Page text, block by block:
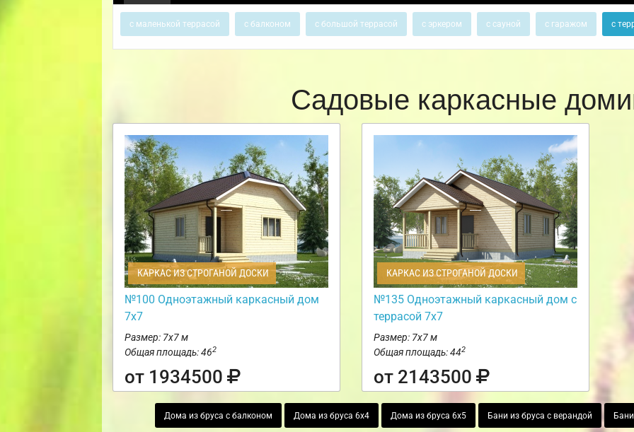
с маленькой террасой с балконом с большой террасой с эркером с сауной с гаражом с
Садовые каркасные
КАРКАС ИЗ СТРОГАНОЙ ДОСКИ
№100 Одноэтажный каркасный дом
7х7
Размер: 7х7 м
Общая площадь: 462
от 1934500
КАРКАС ИЗ СТРОГАНОЙ ДОСКИ
№135 Одноэтажный каркасный дом с
террасой 7х7
Размер: 7х7 м
Общая площадь: 442
от 2143500
Дома из бруса с балконом Дома из бруса 6х4 Дома из бруса 6х5 Бани из бруса с верандой